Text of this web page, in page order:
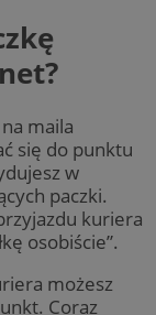
maila
się do punktu
w
paczki.
kuriera
osobiście”.
możesz
Coraz